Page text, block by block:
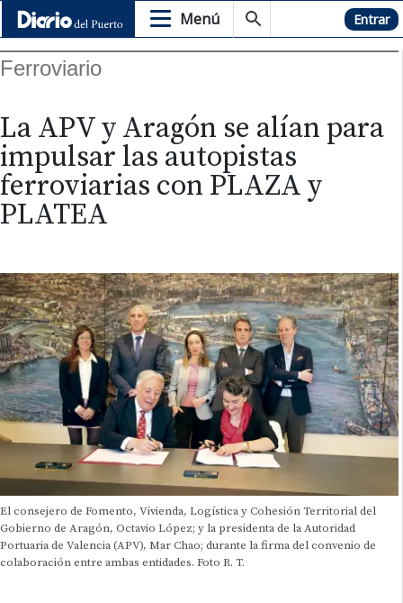
Menú Hemeroteca Entrar
Ferroviario
La APV y Aragón se alían para
impulsar las autopistas
ferroviarias con PLAZA y
PLATEA
El consejero de Fomento, Vivienda, Logística y Cohesión Territorial del
Gobierno de Aragón, Octavio López; y la presidenta de la Autoridad
Portuaria de Valencia (APV), Mar Chao; durante la firma del convenio de
colaboración entre ambas entidades. Foto R. T.